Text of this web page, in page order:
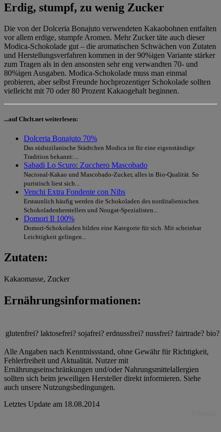
Erdig, stumpf, zu wenig Zucker
Die von der Dolceria Bonajuto verwendeten Kakaobohnen entfalten
vor allem erdige, stumpfe Aromen. Mehr Zucker täte auch dieser
Modica-Schokolade gut – die aromatischen Schwächen von Zutaten
und Herstellungsverfahren kommen in der 90%igen Variante stärker
zum Tragen als in den ansonsten sehr eng verwandten 70- und
80%igen Ausgaben. Modica-Schokolade muss man einmal
probieren, aber selbst Freunde hochprozentiger Schokolade sollten
vielleicht mit 70 oder 80 Prozent Kakaogehalt beginnen.
...auf Chclt.net weiterlesen:
Dolceria Bonajuto 70%
Das südsizilanische Städtchen Modica ist für eine eigenständige
Tradition bekannt:...
Sabadi Lo Scuro: Zucchero Mascobado
Nacional-Kakao und Mascobado-Zucker, alles in Bio-Qualität. So
puristisch liest sich...
Venchi Extra Fondente con Nibs
Erstaunlich häufig werden die Schokoladen des norditalienischen
Schokoladenherstellers und Nougat-Spezialisten...
Domori Il 100%
Domori-Schokoladen bilden eine Kategorie für sich. Mit scheinbar
Leichtigkeit gelingen...
Zutaten:
Kakaomasse, Zucker
Ernährungsinformationen:
glutenfrei? laktosefrei? sojafrei? erdnussfrei? nussfrei? fairtrade? bio?
Alle Angaben nach Kenntnissstand, ohne Gewähr für Richtigkeit,
Fehlerfreiheit und Aktualität. Nutzer mit
Ernährungseinschränkungen und/oder Nahrungsmittelallergien
sollten sich beim jeweiligen Hersteller direkt informieren. Siehe
auch unsere Nutzungsbedingungen.
Letztes Update am 18.08.2014